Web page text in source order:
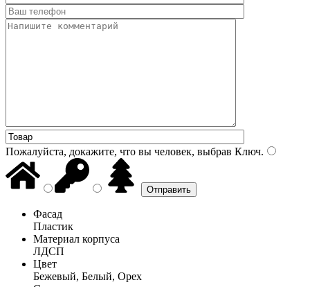
Пожалуйста, докажите, что вы человек, выбрав Ключ.
Фасад
Пластик
Материал корпуса
ЛДСП
Цвет
Бежевый, Белый, Орех